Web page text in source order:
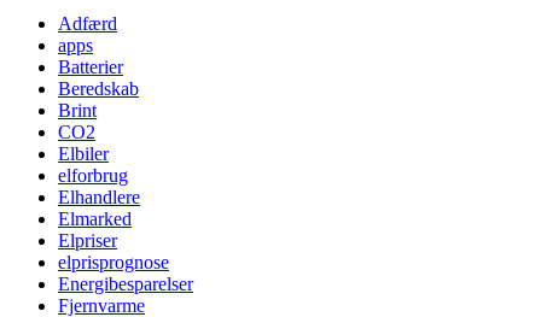
Adfærd
apps
Batterier
Beredskab
Brint
CO2
Elbiler
elforbrug
Elhandlere
Elmarked
Elpriser
elprisprognose
Energibesparelser
Fjernvarme